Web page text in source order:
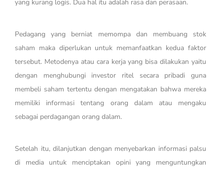
yang kurang logis. Dua hal itu adalah rasa dan perasaan.
Pedagang yang berniat memompa dan membuang stok
saham maka diperlukan untuk memanfaatkan kedua faktor
tersebut. Metodenya atau cara kerja yang bisa dilakukan yaitu
dengan menghubungi investor ritel secara pribadi guna
membeli saham tertentu dengan mengatakan bahwa mereka
memiliki informasi tentang orang dalam atau mengaku
sebagai perdagangan orang dalam.
Setelah itu, dilanjutkan dengan menyebarkan informasi palsu
di media untuk menciptakan opini yang menguntungkan